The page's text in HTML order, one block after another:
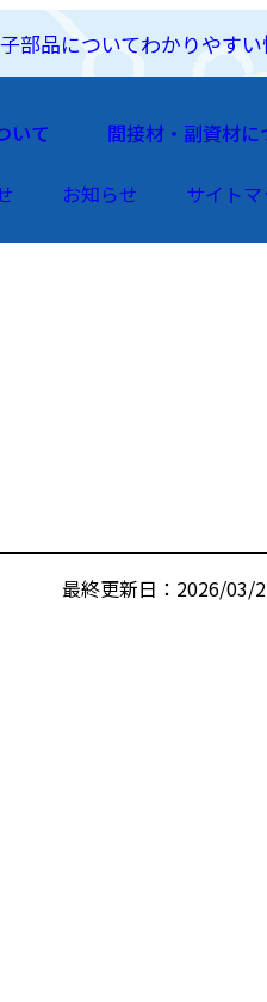
部品についてわかりやす
いて 間接材・副資材に
お知らせ サイト
最終更新日：2026/03/